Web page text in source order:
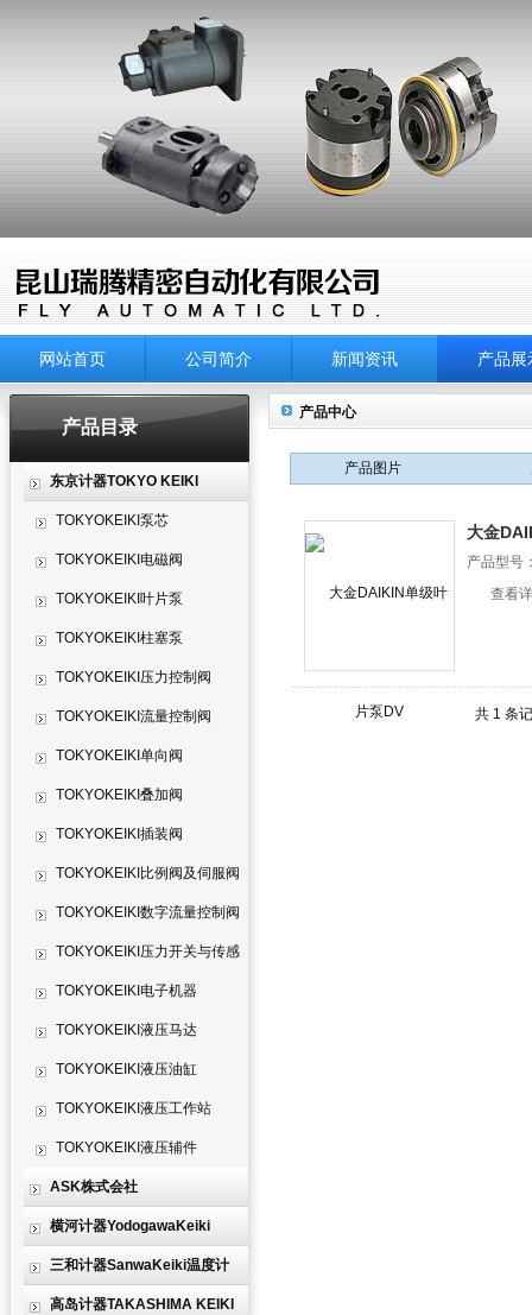
网站首页 公司简介 新闻资讯 产品展
产品目录
东京计器TOKYO KEIKI
TOKYOKEIKI泵芯
TOKYOKEIKI电磁阀
TOKYOKEIKI叶片泵
TOKYOKEIKI柱塞泵
TOKYOKEIKI压力控制阀
TOKYOKEIKI流量控制阀
TOKYOKEIKI单向阀
TOKYOKEIKI叠加阀
TOKYOKEIKI插装阀
TOKYOKEIKI比例阀及伺服阀
TOKYOKEIKI数字流量控制阀
TOKYOKEIKI压力开关与传感
器 TOKYOKEIKI电子机器
TOKYOKEIKI液压马达
TOKYOKEIKI液压油缸
TOKYOKEIKI液压工作站
TOKYOKEIKI液压辅件
ASK株式会社
横河计器YodogawaKeiki
三和计器SanwaKeiki温度计
高岛计器TAKASHIMA KEIKI
产品中心
产品图片
大金
产品型号
查看
共 1 条